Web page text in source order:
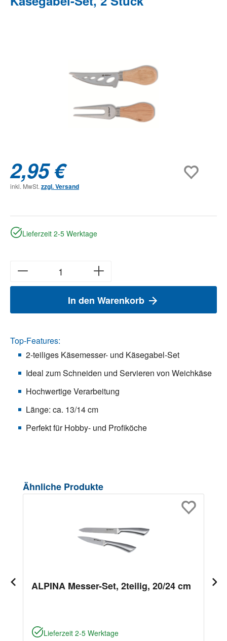
2,95 €
inkl. MwSt. zzgl. Versand
Lieferzeit 2-5 Werktage
In den Warenkorb
Top-Features:
2-teiliges Käsemesser- und Käsegabel-Set
Ideal zum Schneiden und Servieren von Weichkäse
Hochwertige Verarbeitung
Länge: ca. 13/14 cm
Perfekt für Hobby- und Profiköche
Produktgalerie überspringen
Ähnliche Produkte
ALPINA Messer-Set, 2teilig, 20/24 cm
Lieferzeit 2-5 Werktage